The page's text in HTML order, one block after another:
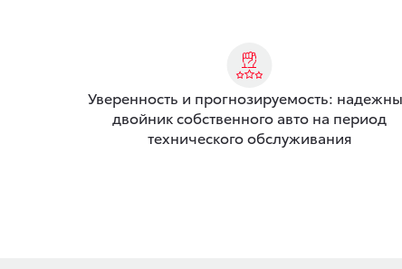
Уверенность и прогнозируемость:
двойник собственного авто на период
технического обслуживания